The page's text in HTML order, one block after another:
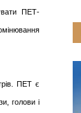
ПЕТ-
ПЕТ є
голови і